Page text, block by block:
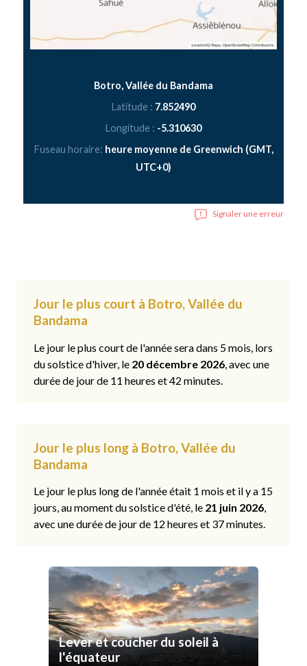
Botro, Vallée du Bandama
Latitude : 7.852490
Longitude : -5.310630
Fuseau horaire: heure moyenne de Greenwich (GMT,
UTC+0)
Signaler une erreur
Jour le plus court à Botro, Vallée du
Bandama
Le jour le plus court de l'année sera dans 5 mois, lors
du solstice d'hiver, le 20 décembre 2026, avec une
durée de jour de 11 heures et 42 minutes.
Jour le plus long à Botro, Vallée du
Bandama
Le jour le plus long de l'année était 1 mois et il y a 15
jours, au moment du solstice d'été, le 21 juin 2026,
avec une durée de jour de 12 heures et 37 minutes.
Lever et coucher du soleil à
l'équateur